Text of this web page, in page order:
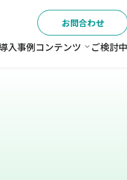
お問合わせ
入事例コンテンツ コンテンツ
ご検討